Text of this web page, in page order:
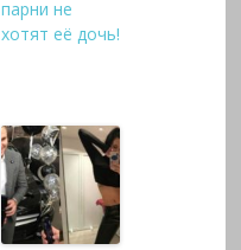
парни не
хотят её дочь!